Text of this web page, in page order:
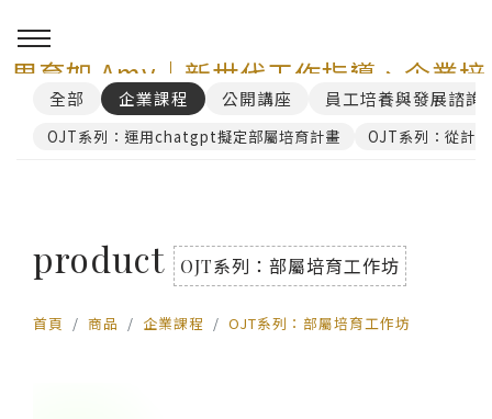
周育如 Amy｜新世代工作指導、企業培
訓與 AI 講師顧問服務
全部 企業課程 公開講座 員工培養與發展諮詢
OJT系列：運用chatgpt擬定部屬培育計畫 OJT系列：從計
product OJT系列：部屬培育工作坊
首頁 商品 企業課程 OJT系列：部屬培育工作坊